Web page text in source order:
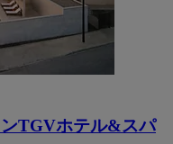
TGVホテル&スパ